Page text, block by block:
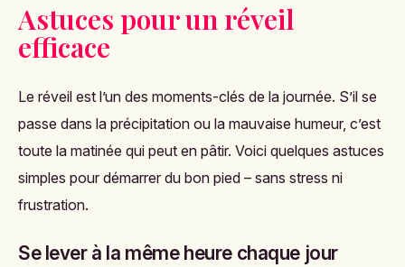
Astuces pour un réveil
efficace
Le réveil est l’un des moments-clés de la journée. S’il se
passe dans la précipitation ou la mauvaise humeur, c’est
toute la matinée qui peut en pâtir. Voici quelques astuces
simples pour démarrer du bon pied – sans stress ni
frustration.
Se lever à la même heure chaque jour